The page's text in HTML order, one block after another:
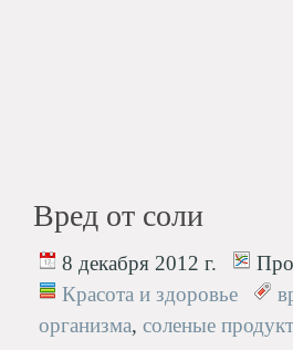
Вред от соли
8 декабря 2012 г.
Красота и здоровье
организма, соленые